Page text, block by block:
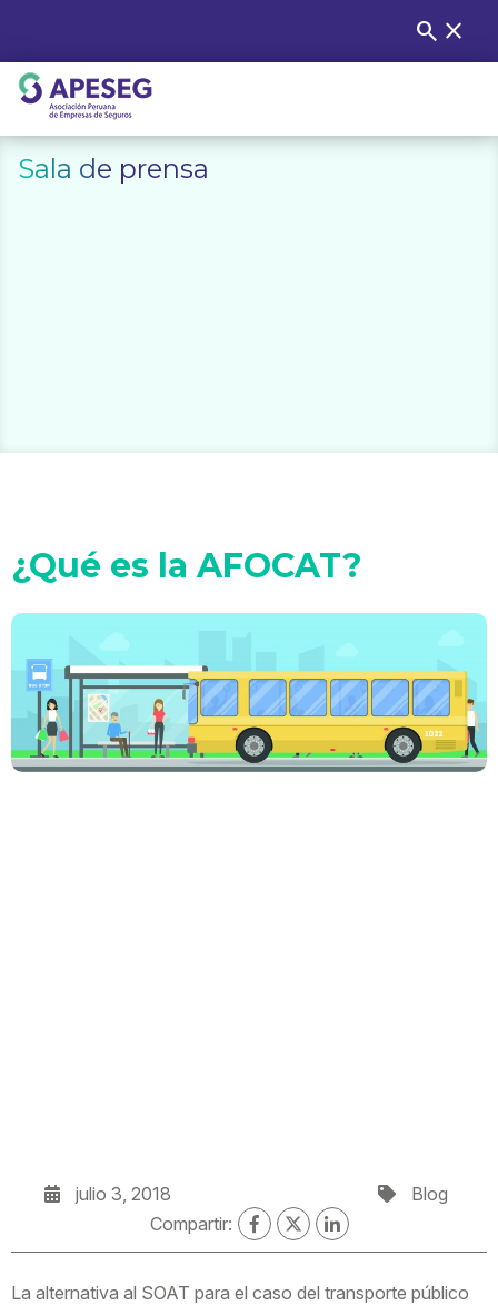
content
Buscar:
search close
APESEG
Sala de prensa
¿Qué es la AFOCAT?
julio 3, 2018
Blog
Compartir:
La alternativa al SOAT para el caso del transporte público